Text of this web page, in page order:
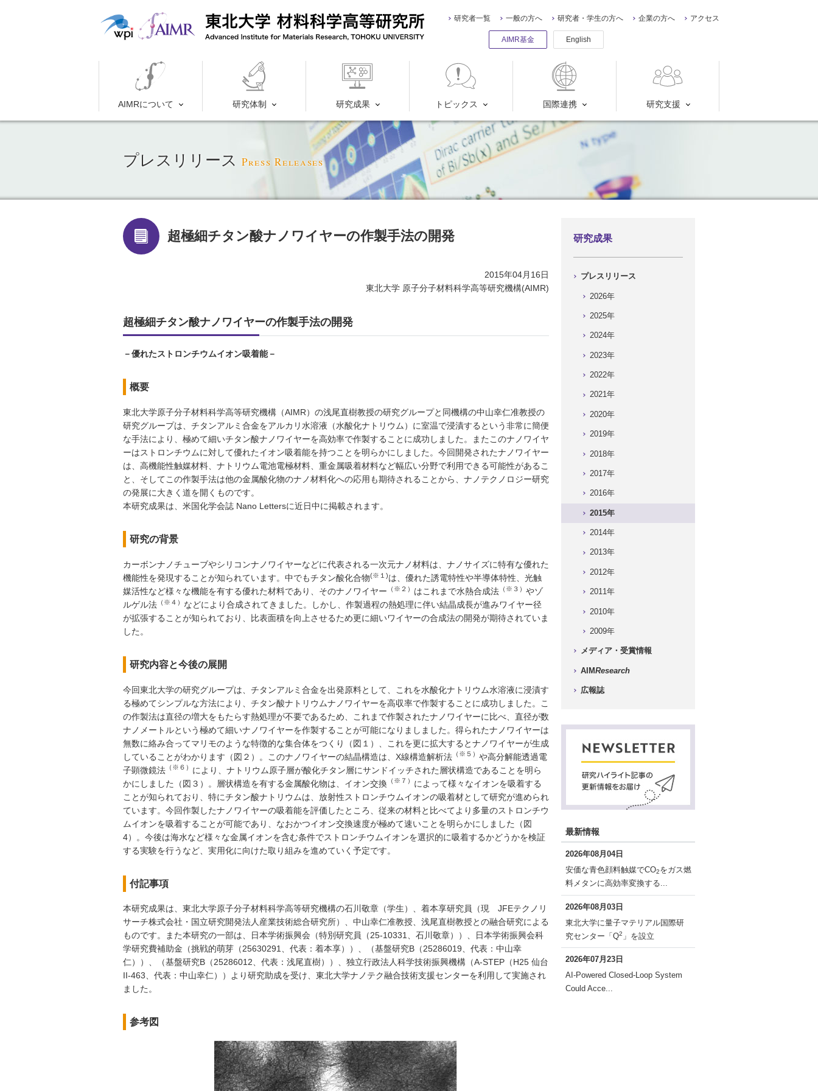
AIMRについて 研究体制 研究成果 トピックス 国際連携 研究支援
研究者一覧 一般の方へ 研究者・学生の方へ 企業の方へ アクセス
AIMR基金 English
プレスリリース Press Releases
超極細チタン酸ナノワイヤーの作製手法の開発
2015年04月16日
東北大学 原子分子材料科学高等研究機構(AIMR)
超極細チタン酸ナノワイヤーの作製手法の開発
－優れたストロンチウムイオン吸着能－
概要
東北大学原子分子材料科学高等研究機構（AIMR）の浅尾直樹教授の研究グループと同機構の中山幸仁准教授の
研究グループは、チタンアルミ合金をアルカリ水溶液（水酸化ナトリウム）に室温で浸漬するという非常に簡便
な手法により、極めて細いチタン酸ナノワイヤーを高効率で作製することに成功しました。またこのナノワイヤ
ーはストロンチウムに対して優れたイオン吸着能を持つことを明らかにしました。今回開発されたナノワイヤー
は、高機能性触媒材料、ナトリウム電池電極材料、重金属吸着材料など幅広い分野で利用できる可能性があるこ
と、そしてこの作製手法は他の金属酸化物のナノ材料化への応用も期待されることから、ナノテクノロジー研究
の発展に大きく道を開くものです。
本研究成果は、米国化学会誌 Nano Lettersに近日中に掲載されます。
研究の背景
カーボンナノチューブやシリコンナノワイヤーなどに代表される一次元ナノ材料は、ナノサイズに特有な優れた
機能性を発現することが知られています。中でもチタン酸化合物(※１)は、優れた誘電特性や半導体特性、光触
媒活性など様々な機能を有する優れた材料であり、そのナノワイヤー （※２） はこれまで水熱合成法 （※３） やゾ
ルゲル法 （※４） などにより合成されてきました。しかし、作製過程の熱処理に伴い結晶成長が進みワイヤー径
が拡張することが知られており、比表面積を向上させるため更に細いワイヤーの合成法の開発が期待されていま
した。
研究内容と今後の展開
今回東北大学の研究グループは、チタンアルミ合金を出発原料として、これを水酸化ナトリウム水溶液に浸漬す
る極めてシンプルな方法により、チタン酸ナトリウムナノワイヤーを高収率で作製することに成功しました。こ
の作製法は直径の増大をもたらす熱処理が不要であるため、これまで作製されたナノワイヤーに比べ、直径が数
ナノメートルという極めて細いナノワイヤーを作製することが可能になりましました。得られたナノワイヤーは
無数に絡み合ってマリモのような特徴的な集合体をつくり（図１）、これを更に拡大するとナノワイヤーが生成
していることがわかります（図２）。このナノワイヤーの結晶構造は、X線構造解析法 （※５） や高分解能透過電
子顕微鏡法 （※６） により、ナトリウム原子層が酸化チタン層にサンドイッチされた層状構造であることを明ら
かにしました（図３）。層状構造を有する金属酸化物は、イオン交換 （※７） によって様々なイオンを吸着する
ことが知られており、特にチタン酸ナトリウムは、放射性ストロンチウムイオンの吸着材として研究が進められ
ています。今回作製したナノワイヤーの吸着能を評価したところ、従来の材料と比べてより多量のストロンチウ
ムイオンを吸着することが可能であり、なおかつイオン交換速度が極めて速いことを明らかにしました（図
4）。今後は海水など様々な金属イオンを含む条件でストロンチウムイオンを選択的に吸着するかどうかを検証
する実験を行うなど、実用化に向けた取り組みを進めていく予定です。
付記事項
本研究成果は、東北大学原子分子材料科学高等研究機構の石川敬章（学生）、着本享研究員（現 JFEテクノリ
サーチ株式会社・国立研究開発法人産業技術総合研究所）、中山幸仁准教授、浅尾直樹教授との融合研究による
ものです。また本研究の一部は、日本学術振興会（特別研究員（25-10331、石川敬章））、日本学術振興会科
学研究費補助金（挑戦的萌芽（25630291、代表：着本享））、（基盤研究B（25286019、代表：中山幸
仁））、（基盤研究B（25286012、代表：浅尾直樹））、独立行政法人科学技術振興機構（A-STEP（H25 仙台
II-463、代表：中山幸仁））より研究助成を受け、東北大学ナノテク融合技術支援センターを利用して実施され
ました。
参考図
研究成果
プレスリリース
2026年
2025年
2024年
2023年
2022年
2021年
2020年
2019年
2018年
2017年
2016年
2015年
2014年
2013年
2012年
2011年
2010年
2009年
メディア・受賞情報
AIMResearch
広報誌
最新情報
2026年08月04日
安価な青色顔料触媒でCO2をガス燃
料メタンに高効率変換する...
2026年08月03日
東北大学に量子マテリアル国際研
究センター「Q2 」を設立
2026年07月23日
AI-Powered Closed-Loop System
Could Acce...